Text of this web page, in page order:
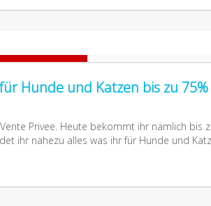
Hunde und Katzen bis zu 75%
Privee. Heute bekommt ihr nämlich bis
ihr nahezu alles was ihr für Hunde und